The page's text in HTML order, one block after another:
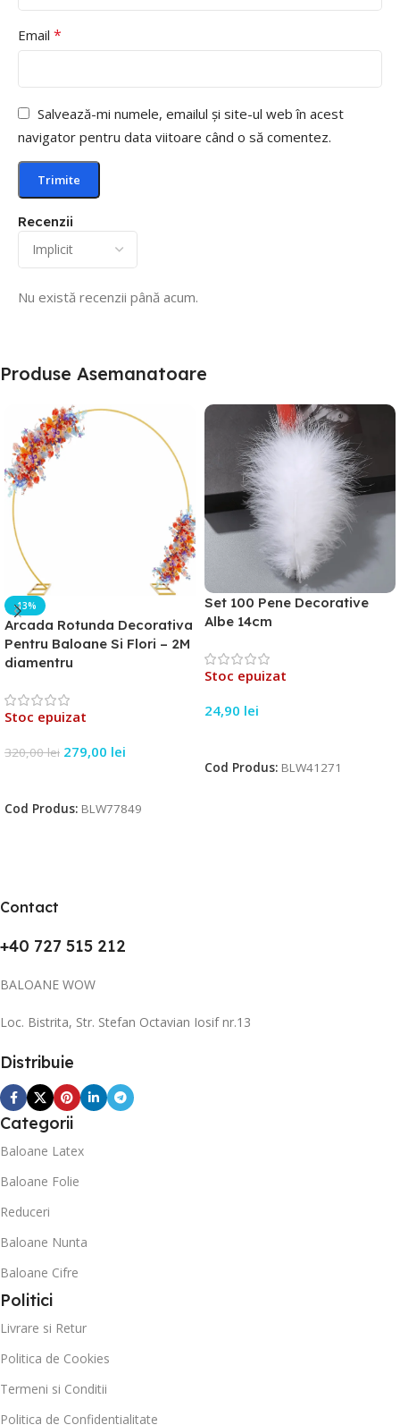
Recenzii
Nu există recenzii până acum.
Email *
Salvează-mi numele, emailul și site-ul web în acest
navigator pentru data viitoare când o să comentez.
Produse Asemanatoare
-13%
Arcada Rotunda Decorativa
Pentru Baloane Si Flori – 2M
diamentru
Stoc epuizat
320,00lei 279,00 lei
Cod Produs: BLW77849
Set 100 Pene Decorative
Albe 14cm
Stoc epuizat
24,90 lei
Cod Produs: BLW41271
Contact
+40 727 515 212
BALOANE WOW
Loc. Bistrita, Str. Stefan Octavian Iosif nr.13
Distribuie
Categorii
Baloane Latex
Baloane Folie
Reduceri
Baloane Nunta
Baloane Cifre
Politici
Livrare si Retur
Politica de Cookies
Termeni si Conditii
Politica de Confidentialitate